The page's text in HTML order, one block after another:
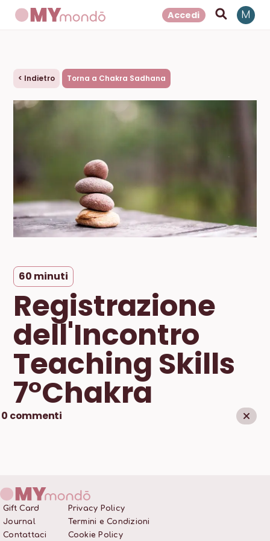
Accedi M
< Indietro Torna a Chakra Sadhana
Registrazione
dell'Incontro
Teaching Skills
7°Chakra
0 commenti
60 minuti
Gift Card
Journal
Contattaci
Privacy Policy
Termini e Condizioni
Cookie Policy